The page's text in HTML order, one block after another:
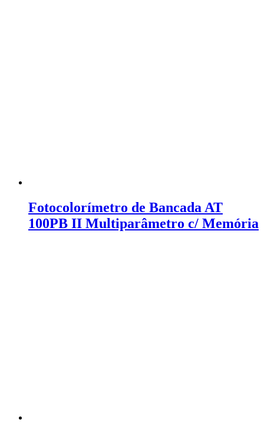
Fotocolorímetro de Bancada AT
100PB II Multiparâmetro c/ Memória